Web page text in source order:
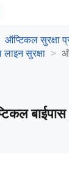
ऑप्टिकल सुरक्षा
सुरक्षा